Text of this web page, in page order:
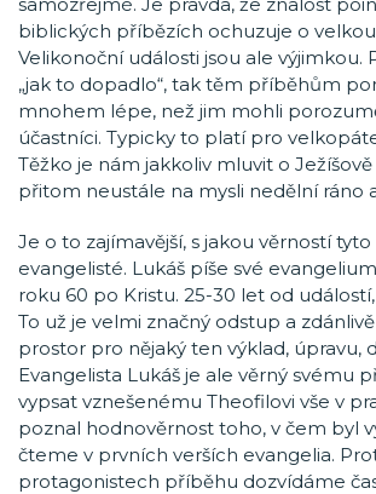
biblických příbězích ochuzuje o
Velikonoční události jsou ale výjimkou.
„jak to dopadlo“, tak těm příběhům
mnohem lépe, než jim mohli
účastníci. Typicky to platí pro
Těžko je nám jakkoliv mluvit o
přitom neustále na mysli nedělní ráno
Je o to zajímavější, s jakou věrností
evangelisté. Lukáš píše své
roku 60 po Kristu. 25-30 let od
To už je velmi značný odstup a
prostor pro nějaký ten výklad, úpravu,
Evangelista Lukáš je ale věrný svému
vypsat vznešenému Theofilovi vše v
poznal hodnověrnost toho, v čem byl
čteme v prvních verších evangelia.
protagonistech příběhu dozvídáme